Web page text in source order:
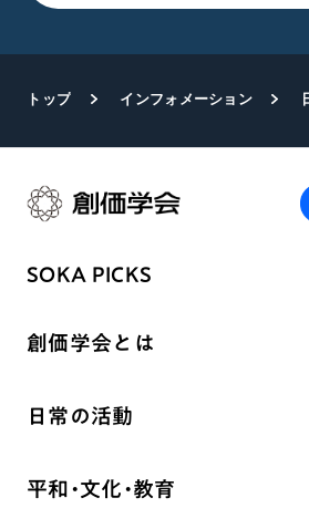
トップ インフォメーション
SOKA PICKS
創価学会とは
祈り
日常の活動
平和・文化・教育